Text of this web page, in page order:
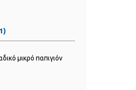
μικρό παπιγιόν